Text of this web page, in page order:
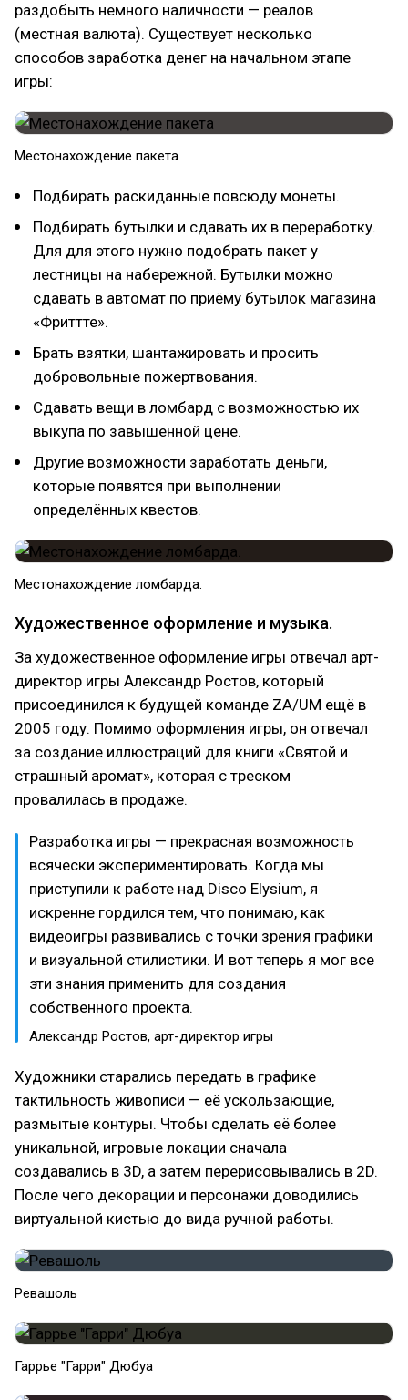
раздобыть немного наличности — реалов
(местная валюта). Существует несколько
способов заработка денег на начальном этапе
игры:
Местонахождение пакета
Подбирать раскиданные повсюду монеты.
Подбирать бутылки и сдавать их в переработку.
Для для этого нужно подобрать пакет у
лестницы на набережной. Бутылки можно
сдавать в автомат по приёму бутылок магазина
«Фриттте».
Брать взятки, шантажировать и просить
добровольные пожертвования.
Сдавать вещи в ломбард с возможностью их
выкупа по завышенной цене.
Другие возможности заработать деньги,
которые появятся при выполнении
определённых квестов.
Местонахождение ломбарда.
Художественное оформление и музыка.
За художественное оформление игры отвечал арт-
директор игры Александр Ростов, который
присоединился к будущей команде ZA/UM ещё в
2005 году. Помимо оформления игры, он отвечал
за создание иллюстраций для книги «Святой и
страшный аромат», которая с треском
провалилась в продаже.
Разработка игры — прекрасная возможность
всячески экспериментировать. Когда мы
приступили к работе над Disco Elysium, я
искренне гордился тем, что понимаю, как
видеоигры развивались с точки зрения графики
и визуальной стилистики. И вот теперь я мог все
эти знания применить для создания
собственного проекта.
Александр Ростов, арт-директор игры
Художники старались передать в графике
тактильность живописи — её ускользающие,
размытые контуры. Чтобы сделать её более
уникальной, игровые локации сначала
создавались в 3D, а затем перерисовывались в 2D.
После чего декорации и персонажи доводились
виртуальной кистью до вида ручной работы.
Ревашоль
Гаррье "Гарри" Дюбуа